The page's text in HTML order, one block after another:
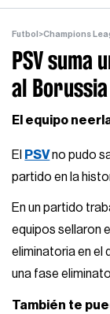
Futbol >Champions
PSV suma
al
El equipo
El PSVno pudo
partido en la
En un partido
equipos sellaron
eliminatoria en el
una fase
También te